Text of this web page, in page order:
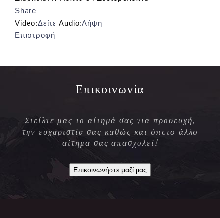
Share
Video:Δείτε Audio:Λήψη
Επιστροφή
Επικοινωνία
Στείλτε μας το αίτημά σας για προσευχή,
την ευχαριστία σας καθώς και όποιο άλλο
αίτημα σας απασχολεί!
Επικοινωνήστε μαζί μας